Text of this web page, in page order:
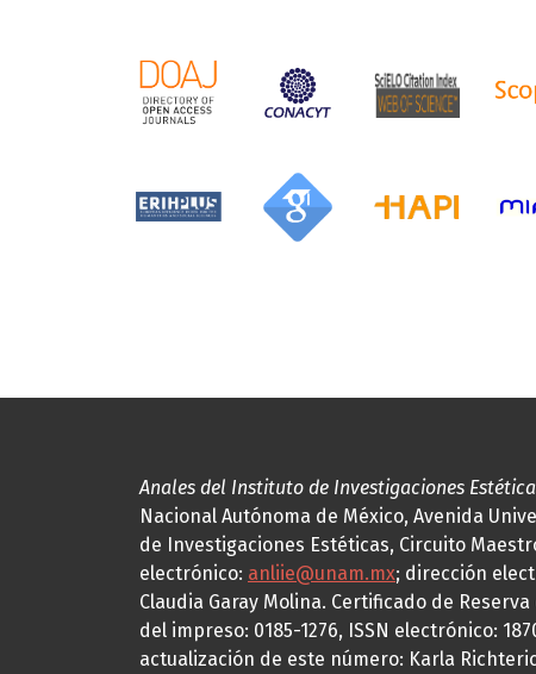
Anales del Instituto de Investigaciones
Nacional Autónoma de México, Avenida
de Investigaciones Estéticas, Circuito
electrónico: anliie@unam.mx; dirección
Claudia Garay Molina. Certificado de
del impreso: 0185-1276, ISSN electrónico:
actualización de este número: Karla